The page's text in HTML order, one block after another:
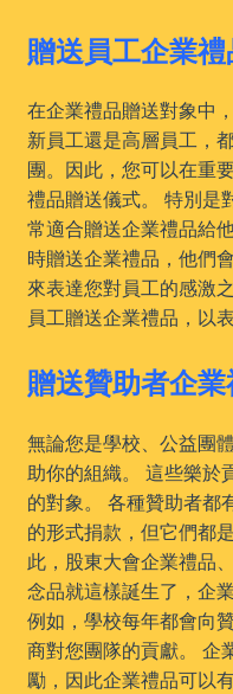
贈送員工企業
在企業禮品贈送對象中
新員工還是高層員工，
團。因此，您可以在重
禮品贈送儀式。 特別是
常適合贈送企業禮品給
時贈送企業禮品，他們
來表達您對員工的感激
員工贈送企業禮品，以
贈送贊助者企
無論您是學校、公益團
助你的組織。 這些樂於
的對象。 各種贊助者都
的形式捐款，但它們都
此，股東大會企業禮品
念品就這樣誕生了，企
例如，學校每年都會向
商對您團隊的貢獻。 企
勵，因此企業禮品可以